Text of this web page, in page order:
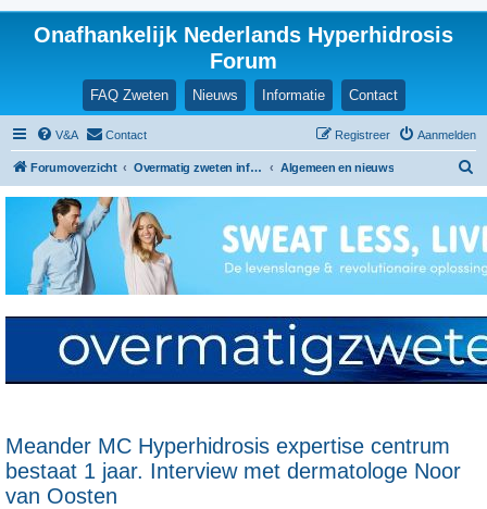
Onafhankelijk Nederlands Hyperhidrosis
Forum
FAQ Zweten Nieuws Informatie Contact
V&A Contact Aanmelden
Registreer
Forumoverzicht Overmatig zweten informatie en ervaringen Algemeen en nieuws
k
Meander MC Hyperhidrosis expertise centrum
bestaat 1 jaar. Interview met dermatologe Noor
van Oosten